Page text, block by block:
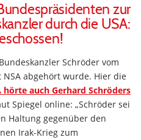
zur
durch die USA:
Schröder vom
abgehört wurde. Hier die
hörte auch Gerhard Schröders
Spiegel online: „Schröder sei
Haltung gegenüber den
Irak-Krieg zum